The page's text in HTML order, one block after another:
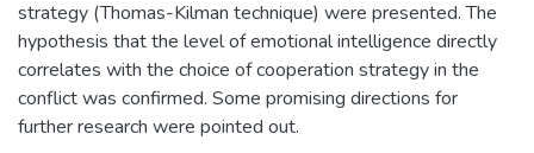
strategy (Thomas-Kilman technique) were presented. The
hypothesis that the level of emotional intelligence directly
correlates with the choice of cooperation strategy in the
conflict was confirmed. Some promising directions for
further research were pointed out.